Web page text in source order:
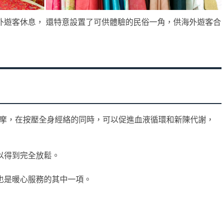
客休息， 還特意設置了可供體驗的民俗一角，供海外遊客合
，在按壓全身經絡的同時，可以促進血液循環和新陳代謝，
到完全放鬆。
暖心服務的其中一項。